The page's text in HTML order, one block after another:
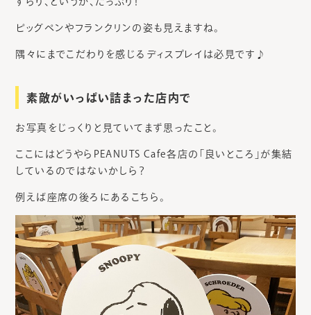
ピッグペンやフランクリンの姿も見えますね。
隅々にまでこだわりを感じるディスプレイは必見です♪
素敵がいっぱい詰まった店内で
お写真をじっくりと見ていてまず思ったこと。
ここにはどうやらPEANUTS Cafe各店の「良いところ」が集結
しているのではないかしら？
例えば座席の後ろにあるこちら。